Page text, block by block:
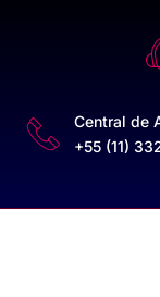
Central de
+55 (11)